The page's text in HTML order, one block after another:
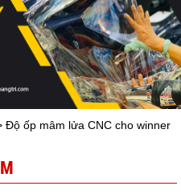
Độ ốp mâm lửa CNC cho winner